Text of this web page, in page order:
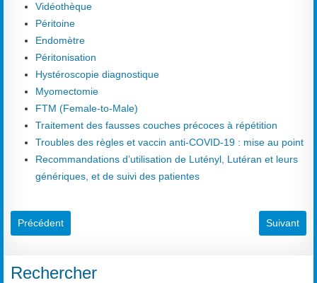
Vidéothèque
Péritoine
Endomètre
Péritonisation
Hystéroscopie diagnostique
Myomectomie
FTM (Female-to-Male)
Traitement des fausses couches précoces à répétition
Troubles des règles et vaccin anti-COVID-19 : mise au point
Recommandations d’utilisation de Lutényl, Lutéran et leurs
génériques, et de suivi des patientes
Article précédent : Classification de ESHRE/ESGE (terminologie)
Précédent Article
Suivant
Rechercher